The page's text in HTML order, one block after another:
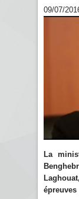
09/07/
La